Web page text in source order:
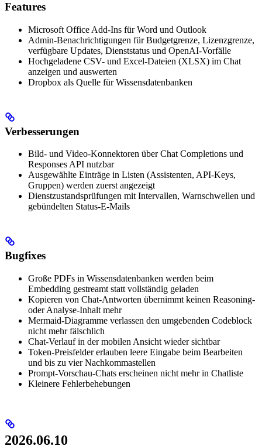
Features
Microsoft Office Add-Ins für Word und Outlook
Admin-Benachrichtigungen für Budgetgrenze, Lizenzgrenze,
verfügbare Updates, Dienststatus und OpenAI-Vorfälle
Hochgeladene CSV- und Excel-Dateien (XLSX) im Chat
anzeigen und auswerten
Dropbox als Quelle für Wissensdatenbanken
Verbesserungen
Bild- und Video-Konnektoren über Chat Completions und
Responses API nutzbar
Ausgewählte Einträge in Listen (Assistenten, API-Keys,
Gruppen) werden zuerst angezeigt
Dienstzustandsprüfungen mit Intervallen, Warnschwellen und
gebündelten Status-E-Mails
Bugfixes
Große PDFs in Wissensdatenbanken werden beim
Embedding gestreamt statt vollständig geladen
Kopieren von Chat-Antworten übernimmt keinen Reasoning-
oder Analyse-Inhalt mehr
Mermaid-Diagramme verlassen den umgebenden Codeblock
nicht mehr fälschlich
Chat-Verlauf in der mobilen Ansicht wieder sichtbar
Token-Preisfelder erlauben leere Eingabe beim Bearbeiten
und bis zu vier Nachkommastellen
Prompt-Vorschau-Chats erscheinen nicht mehr in Chatliste
Kleinere Fehlerbehebungen
2026.06.10